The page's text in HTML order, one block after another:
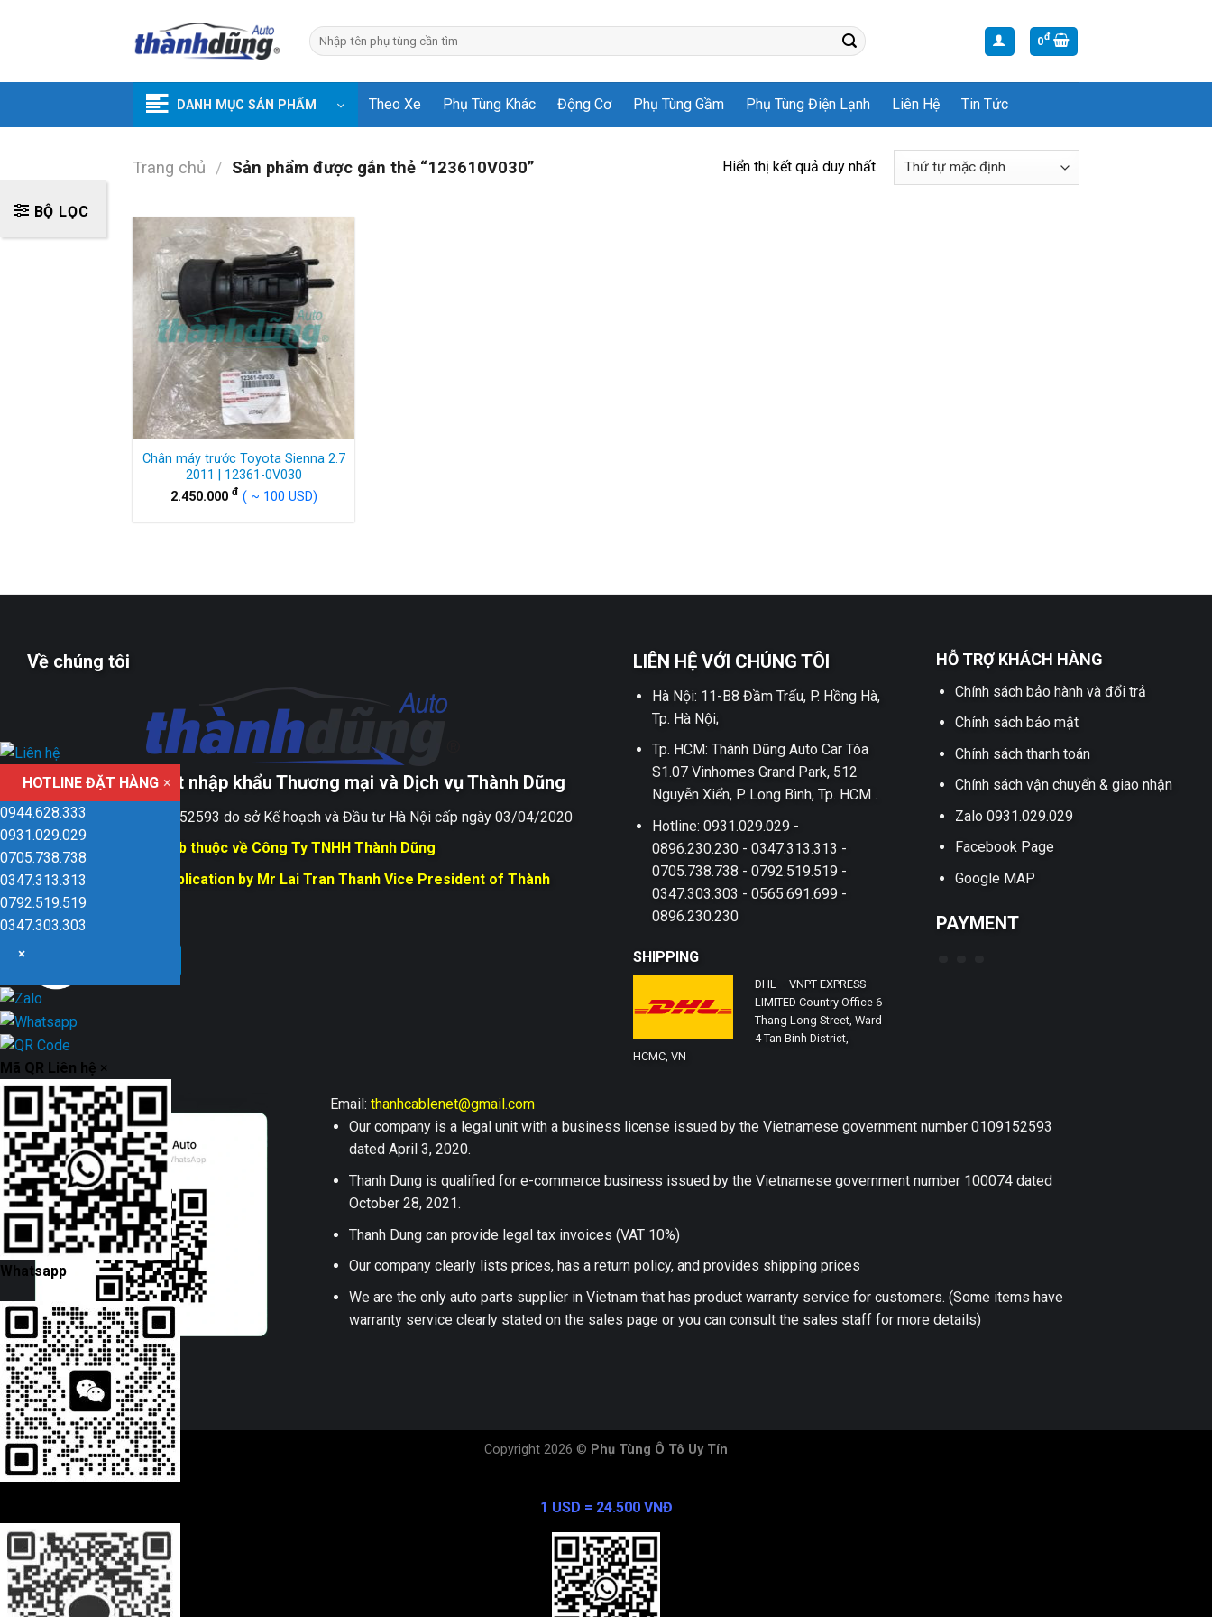
Tìm
kiếm:
0đ
DANH MỤC SẢN PHẨM Theo Xe Phụ Tùng Khác Động Cơ Phụ Tùng Gầm Phụ Tùng Điện Lạnh Liên Hệ Tin Tức
Trang chủ / Sản phẩm được gắn thẻ “123610V030”
BỘ LỌC
Hiển thị kết quả duy nhất
Chân máy trước Toyota Sienna 2.7
2011 | 12361-0V030
2.450.000 đ ( ~ 100 USD)
Về chúng tôi
Công ty TNHH xuất nhập khẩu Thương mại và Dịch vụ Thành Dũng
Giấy ĐKKD số 0109152593 do sở Kế hoạch và Đầu tư Hà Nội cấp ngày 03/04/2020
Bản quyền trang web thuộc về Công Ty TNHH Thành Dũng
Responsible for Publication by Mr Lai Tran Thanh Vice President of Thành
Dũng company
LIÊN HỆ VỚI CHÚNG TÔI
Hà Nội: 11-B8 Đầm Trấu, P. Hồng Hà,
Tp. Hà Nội;
Tp. HCM: Thành Dũng Auto Car Tòa
S1.07 Vinhomes Grand Park, 512
Nguyễn Xiển, P. Long Bình, Tp. HCM .
Hotline: 0931.029.029 -
0896.230.230 - 0347.313.313 -
0705.738.738 - 0792.519.519 -
0347.303.303 - 0565.691.699 -
0896.230.230
SHIPPING
DHL – VNPT EXPRESS
LIMITED Country Office 6
Thang Long Street, Ward
4 Tan Binh District,
HCMC, VN
HỖ TRỢ KHÁCH HÀNG
Chính sách bảo hành và đổi trả
Chính sách bảo mật
Chính sách thanh toán
Chính sách vận chuyển & giao nhận
Zalo 0931.029.029
Facebook Page
Google MAP
PAYMENT
Email: thanhcablenet@gmail.com
Our company is a legal unit with a business license issued by the Vietnamese government number 0109152593
dated April 3, 2020.
Thanh Dung is qualified for e-commerce business issued by the Vietnamese government number 100074 dated
October 28, 2021.
Thanh Dung can provide legal tax invoices (VAT 10%)
Our company clearly lists prices, has a return policy, and provides shipping prices
We are the only auto parts supplier in Vietnam that has product warranty service for customers. (Some items have
warranty service clearly stated on the sales page or you can consult the sales staff for more details)
Copyright 2026 © Phụ Tùng Ô Tô Uy Tín
HOTLINE ĐẶT HÀNG ×
0944.628.333
0931.029.029
0705.738.738
0347.313.313
0792.519.519
0347.303.303
×
Mã QR Liên hệ ×
Whatsapp
1 USD = 24.500 VNĐ